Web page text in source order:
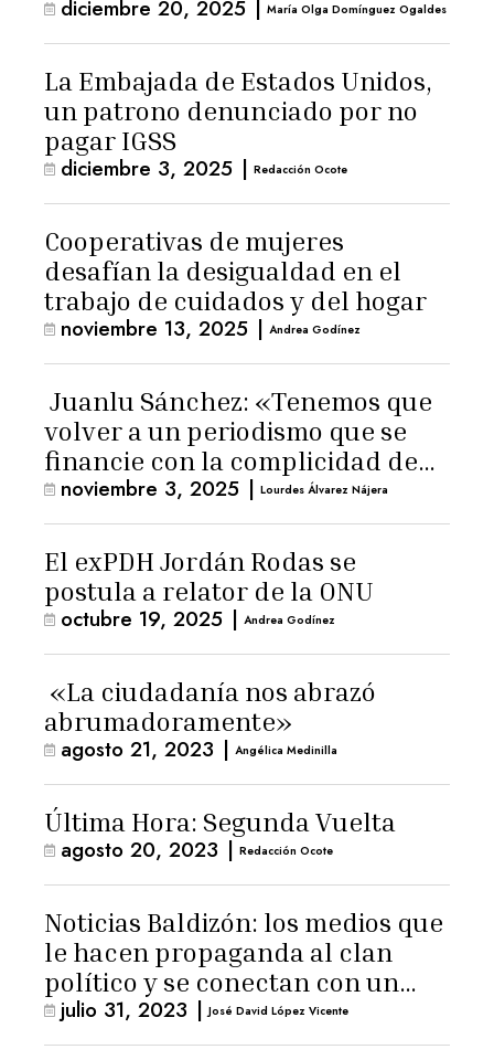
diciembre 20, 2025 María Olga Domínguez Ogaldes
La Embajada de Estados Unidos,
un patrono denunciado por no
pagar IGSS
diciembre 3, 2025 | Redacción Ocote
Cooperativas de mujeres
desafían la desigualdad en el
trabajo de cuidados y del hogar
noviembre 13, 2025 | Andrea Godínez
Juanlu Sánchez: «Tenemos que
volver a un periodismo que se
financie con la complicidad de
los lectores»
noviembre 3, 2025 | Lourdes Álvarez Nájera
El exPDH Jordán Rodas se
postula a relator de la ONU
octubre 19, 2025 | Andrea Godínez
«La ciudadanía nos abrazó
abrumadoramente»
agosto 21, 2023 | Angélica Medinilla
Última Hora: Segunda Vuelta
agosto 20, 2023 | Redacción Ocote
Noticias Baldizón: los medios que
le hacen propaganda al clan
político y se conectan con un
hombre de confianza de
Giammattei
julio 31, 2023 | José David López Vicente